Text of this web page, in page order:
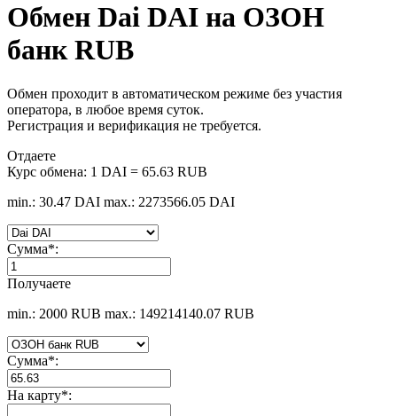
Обмен Dai DAI на ОЗОН
банк RUB
Обмен проходит в автоматическом режиме без участия
оператора, в любое время суток.
Регистрация и верификация не требуется.
Отдаете
Курс обмена: 1 DAI = 65.63 RUB
min.: 30.47 DAI max.: 2273566.05 DAI
Сумма*:
Получаете
min.: 2000 RUB max.: 149214140.07 RUB
Сумма*:
На карту*: